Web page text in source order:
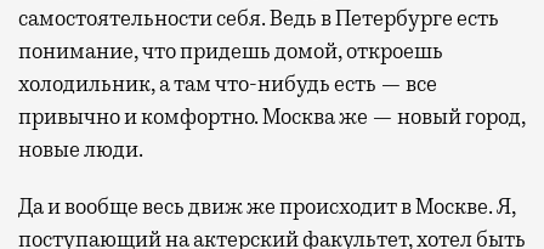
самостоятельности себя. Ведь в Петербурге есть
понимание, что придешь домой, откроешь
холодильник, а там что-нибудь есть — все
привычно и комфортно. Москва же — новый город,
новые люди.
Да и вообще весь движ же происходит в Москве. Я,
поступающий на актерский факультет, хотел быть